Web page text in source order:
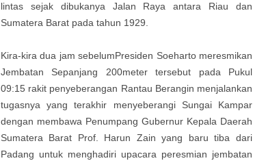
lintas sejak dibukanya Jalan Raya antara Riau dan
Sumatera Barat pada tahun 1929.
Kira-kira dua jam sebelumPresiden Soeharto meresmikan
Jembatan Sepanjang 200meter tersebut pada Pukul
09:15 rakit penyeberangan Rantau Berangin menjalankan
tugasnya yang terakhir menyeberangi Sungai Kampar
dengan membawa Penumpang Gubernur Kepala Daerah
Sumatera Barat Prof. Harun Zain yang baru tiba dari
Padang untuk menghadiri upacara peresmian jembatan